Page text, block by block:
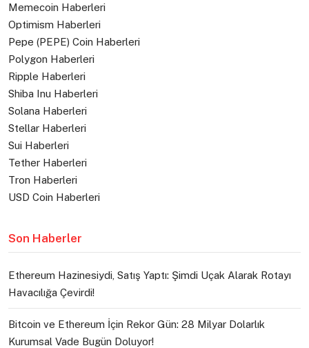
Memecoin Haberleri
Optimism Haberleri
Pepe (PEPE) Coin Haberleri
Polygon Haberleri
Ripple Haberleri
Shiba Inu Haberleri
Solana Haberleri
Stellar Haberleri
Sui Haberleri
Tether Haberleri
Tron Haberleri
USD Coin Haberleri
Son Haberler
Ethereum Hazinesiydi, Satış Yaptı: Şimdi Uçak Alarak Rotayı
Havacılığa Çevirdi!
Bitcoin ve Ethereum İçin Rekor Gün: 28 Milyar Dolarlık
Kurumsal Vade Bugün Doluyor!